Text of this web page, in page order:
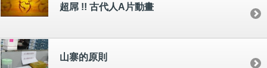
超屌 !! 古代人A片動畫
山寨的原則